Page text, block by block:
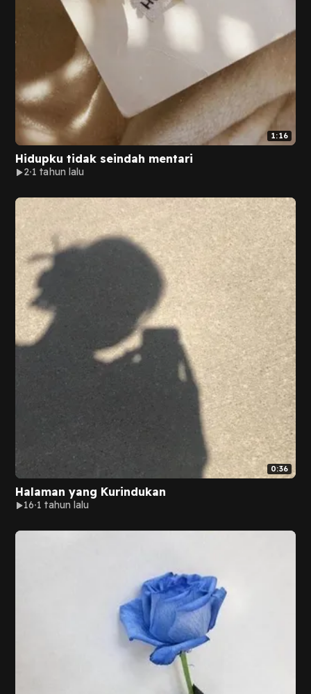
1:16
Hidupku tidak seindah mentari
2 1 tahun lalu
0:36
Halaman yang Kurindukan
16 1 tahun lalu